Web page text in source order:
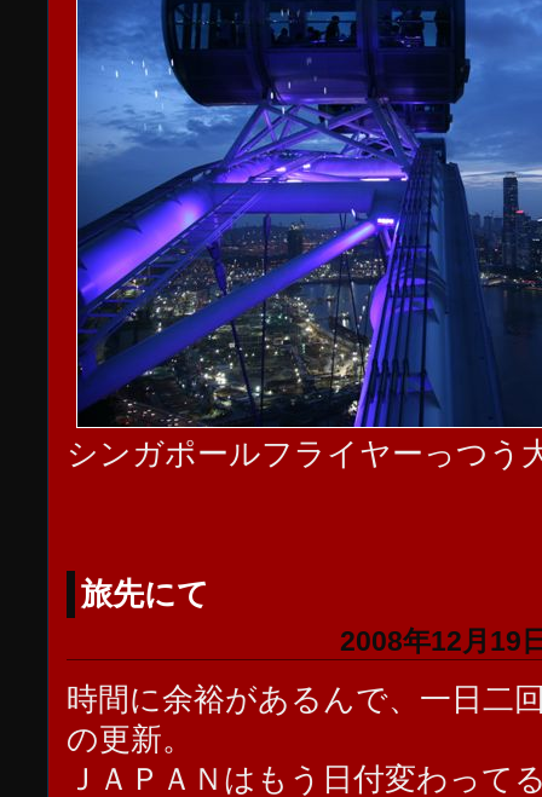
シンガポールフライヤーっつう
旅先にて
2008年12月19
時間に余裕があるんで、一日二
の更新。
ＪＡＰＡＮはもう日付変わって